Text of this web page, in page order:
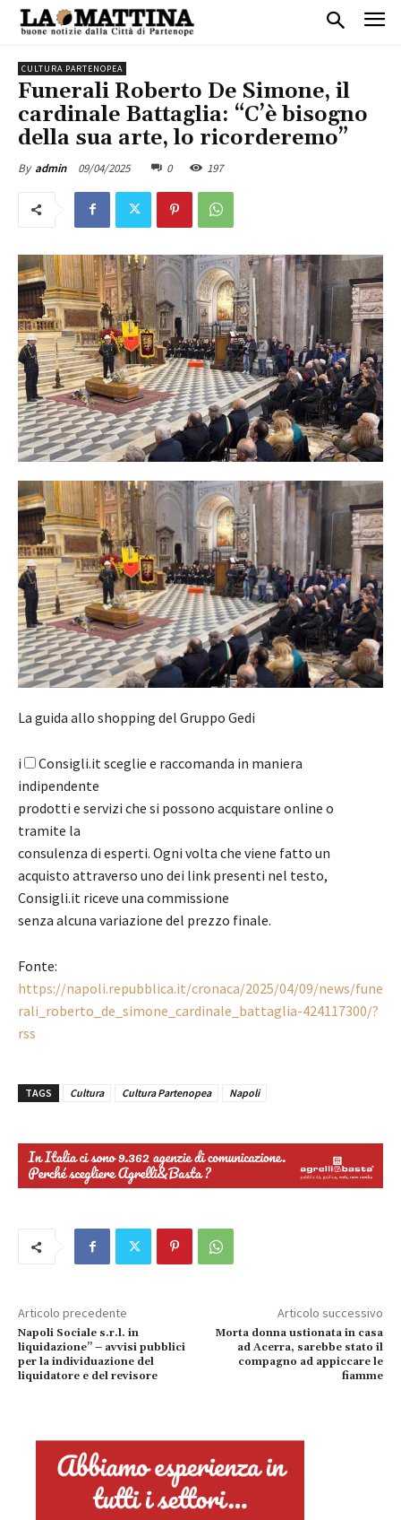
CULTURA PARTENOPEA
Funerali Roberto De Simone, il
cardinale Battaglia: “C’è bisogno
della sua arte, lo ricorderemo”
By admin 09/04/2025 0 197
La guida allo shopping del Gruppo Gedi
i
Consigli.it sceglie e raccomanda in maniera
indipendente
prodotti e servizi che si possono acquistare online o
tramite la
consulenza di esperti. Ogni volta che viene fatto un
acquisto attraverso uno dei link presenti nel testo,
Consigli.it riceve una commissione
senza alcuna variazione del prezzo finale.
Fonte:
https://napoli.repubblica.it/cronaca/2025/04/09/news/fune
rali_roberto_de_simone_cardinale_battaglia-424117300/?
rss
TAGS Cultura Cultura Partenopea Napoli
Articolo precedente
Napoli Sociale s.r.l. in
liquidazione” – avvisi pubblici
per la individuazione del
liquidatore e del revisore
Articolo successivo
Morta donna ustionata in casa
ad Acerra, sarebbe stato il
compagno ad appiccare le
fiamme